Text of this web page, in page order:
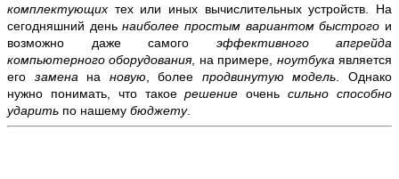
комплектующих тех или иных вычислительных устройств. На
сегодняшний деньнаиболее простым вариантом быстрого и
возможно даже самого эффективного апгрейда
компьютерного оборудования, на примере, ноутбукаявляется
его замена на новую , более продвинутую модель . Однако
нужно понимать, что такоерешениеоченьсильно способно
ударить по нашему бюджету.